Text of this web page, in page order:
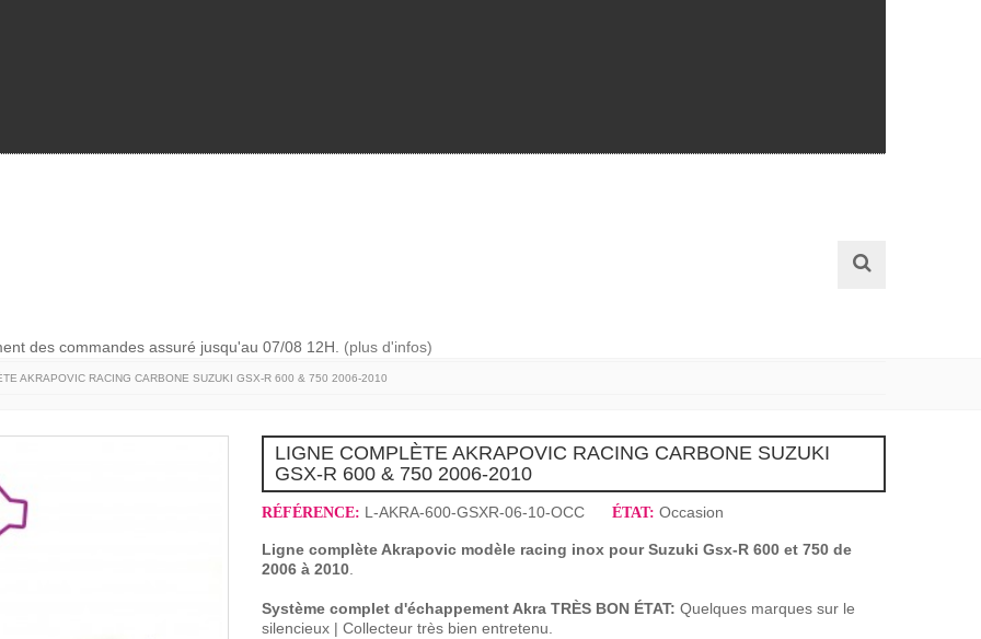
des commandes assuré jusqu'au 07/08 12H. (plus d'infos)
AKRAPOVIC RACING CARBONE SUZUKI GSX-R 600 & 750 2006-2010
LIGNE COMPLÈTE AKRAPOVIC RACING CARBONE SUZUKI
GSX-R 600 & 750 2006-2010
RÉFÉRENCE: L-AKRA-600-GSXR-06-10-OCC ÉTAT: Occasion
Ligne complète Akrapovic modèle racing inox pour Suzuki Gsx-R 600 et 750 de
2006 à 2010.
Système complet d'échappementAkra TRÈS BON ÉTAT: Quelques marques sur le
silencieux | Collecteur très bien entretenu.